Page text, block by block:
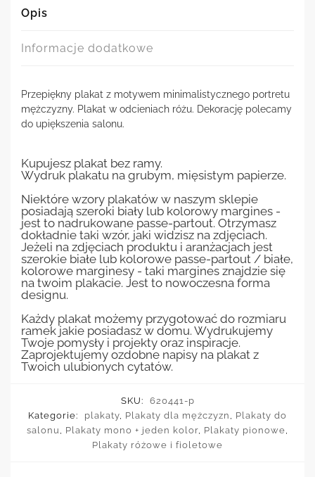
Opis
Informacje dodatkowe
Przepiękny plakat z motywem minimalistycznego portretu
mężczyzny. Plakat w odcieniach różu. Dekorację polecamy
do upiększenia salonu.
Kupujesz plakat bez ramy.
Wydruk plakatu na grubym, mięsistym papierze.
Niektóre wzory plakatów w naszym sklepie
posiadają szeroki biały lub kolorowy margines -
jest to nadrukowane passe-partout. Otrzymasz
dokładnie taki wzór, jaki widzisz na zdjęciach.
Jeżeli na zdjęciach produktu i aranżacjach jest
szerokie białe lub kolorowe passe-partout / białe,
kolorowe marginesy - taki margines znajdzie się
na twoim plakacie. Jest to nowoczesna forma
designu.
Każdy plakat możemy przygotować do rozmiaru
ramek jakie posiadasz w domu. Wydrukujemy
Twoje pomysły i projekty oraz inspiracje.
Zaprojektujemy ozdobne napisy na plakat z
Twoich ulubionych cytatów.
SKU:
620441-p
Kategorie:
plakaty, Plakaty dla mężczyzn , Plakaty do
salonu , Plakaty mono + jeden kolor, Plakaty pionowe,
Plakaty różowe i fioletowe